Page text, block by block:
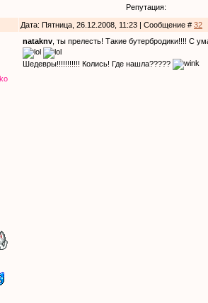
Репутация:
Дата: Пятница, 26.12.2008, 11:23 | Сообщение # 32
nataknv , ты прелесть! Такие бутербродики!!!! С
Шедевры!!!!!!!!!!! Колись! Где нашла?????